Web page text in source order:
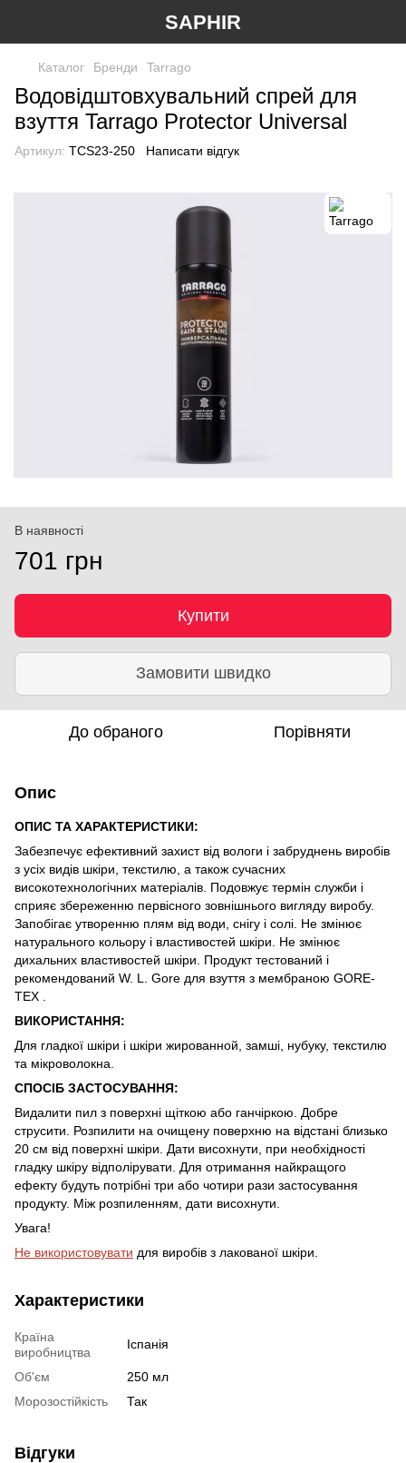
SAPHIR
Каталог Бренди Tarrago
Водовідштовхувальний спрей для
взуття Tarrago Protector Universal
Артикул: TCS23-250 Написати відгук
В наявності
701 грн
Купити
Замовити швидко
До обраного Порівняти
Опис
ОПИС ТА ХАРАКТЕРИСТИКИ:
Забезпечує ефективний захист від вологи і забруднень виробів
з усіх видів шкіри, текстилю, а також сучасних
високотехнологічних матеріалів. Подовжує термін служби і
сприяє збереженню первісного зовнішнього вигляду виробу.
Запобігає утворенню плям від води, снігу і солі. Не змінює
натурального кольору і властивостей шкіри. Не змінює
дихальних властивостей шкіри. Продукт тестований і
рекомендований W. L. Gore для взуття з мембраною GORE-
TEX .
ВИКОРИСТАННЯ:
Для гладкої шкіри і шкіри жированной, замші, нубуку, текстилю
та мікроволокна.
СПОСІБ ЗАСТОСУВАННЯ:
Видалити пил з поверхні щіткою або ганчіркою. Добре
струсити. Розпилити на очищену поверхню на відстані близько
20 см від поверхні шкіри. Дати висохнути, при необхідності
гладку шкіру відполірувати. Для отримання найкращого
ефекту будуть потрібні три або чотири рази застосування
продукту. Між розпиленням, дати висохнути.
Увага!
Не використовувати для виробів з лакованої шкіри.
Характеристики
Країна
виробництва
Іспанія
Об'єм
250 мл
Морозостійкість
Так
Відгуки